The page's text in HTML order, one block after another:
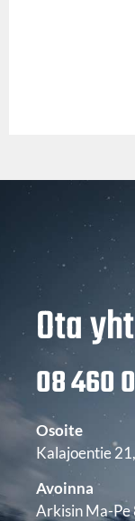
Ota
08 460
Osoite
Kalajoentie
Avoinna
Arkisin Ma-Pe